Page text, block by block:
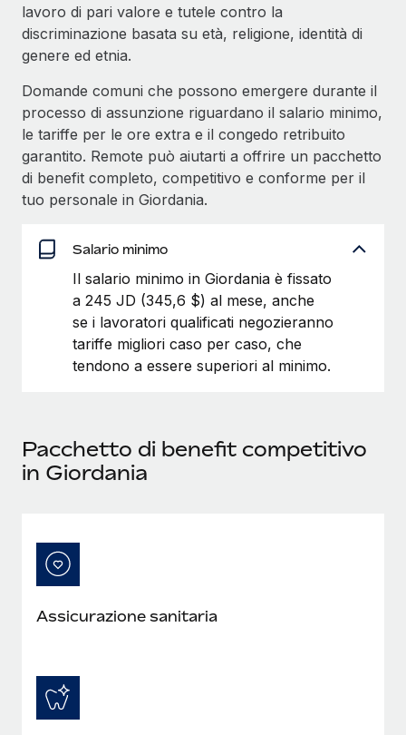
lavoro di pari valore e tutele contro la
discriminazione basata su età, religione, identità di
genere ed etnia.
Domande comuni che possono emergere durante il
processo di assunzione riguardano il salario minimo,
le tariffe per le ore extra e il congedo retribuito
garantito. Remote può aiutarti a offrire un pacchetto
di benefit completo, competitivo e conforme per il
tuo personale in Giordania.
Salario minimo
Il salario minimo in Giordania è fissato
a 245 JD (345,6 $) al mese, anche
se i lavoratori qualificati negozieranno
tariffe migliori caso per caso, che
tendono a essere superiori al minimo.
Pacchetto di benefit competitivo
in Giordania
Assicurazione sanitaria